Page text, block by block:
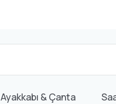
Ayakkabı & Çanta